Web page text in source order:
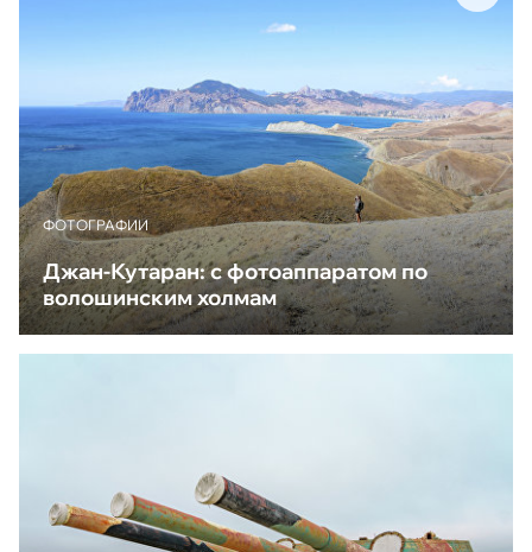
ФОТОГРАФИИ
Джан-Кутаран: с фотоаппаратом по
волошинским холмам